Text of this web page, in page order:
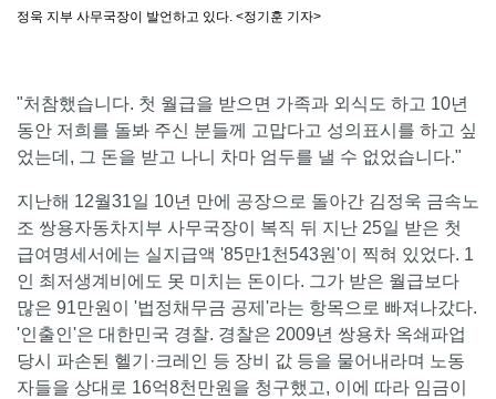
정욱 지부 사무국장이 발언하고 있다. <정기훈 기자>
"처참했습니다. 첫 월급을 받으면 가족과 외식도 하고 10년
동안 저희를 돌봐 주신 분들께 고맙다고 성의표시를 하고 싶
었는데, 그 돈을 받고 나니 차마 엄두를 낼 수 없었습니다."
지난해 12월31일 10년 만에 공장으로 돌아간 김정욱 금속노
조 쌍용자동차지부 사무국장이 복직 뒤 지난 25일 받은 첫
급여명세서에는 실지급액 '85만1천543원'이 찍혀 있었다. 1
인 최저생계비에도 못 미치는 돈이다. 그가 받은 월급보다
많은 91만원이 '법정채무금 공제'라는 항목으로 빠져나갔다.
'인출인'은 대한민국 경찰. 경찰은 2009년 쌍용차 옥쇄파업
당시 파손된 헬기·크레인 등 장비 값 등을 물어내라며 노동
자들을 상대로 16억8천만원을 청구했고, 이에 따라 임금이